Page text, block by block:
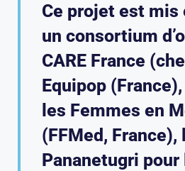
Ce projet est mis
un consortium
CARE France
Equipop
les Femmes en
(FFMed, France),
Pananetugri